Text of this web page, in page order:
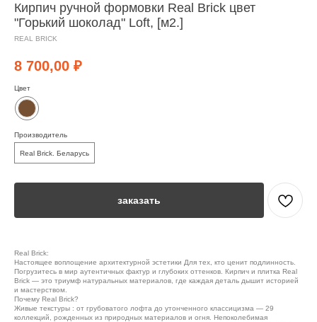
Кирпич ручной формовки Real Brick цвет
"Горький шоколад" Loft, [м2.]
REAL BRICK
8 700,00 ₽
Цвет
Производитель
Real Brick. Беларусь
заказать
Real Brick:
Настоящее воплощение архитектурной эстетики Для тех, кто ценит подлинность.
Погрузитесь в мир аутентичных фактур и глубоких оттенков. Кирпич и плитка Real
Brick — это триумф натуральных материалов, где каждая деталь дышит историей
и мастерством.
Почему Real Brick?
Живые текстуры : от грубоватого лофта до утонченного классицизма — 29
коллекций, рожденных из природных материалов и огня. Непоколебимая